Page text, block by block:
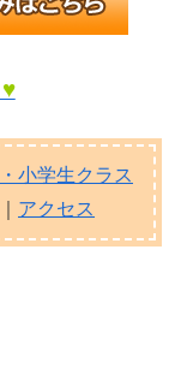
小学生クラス
アクセス